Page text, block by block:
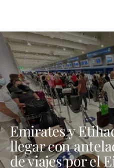
Emirates y
llegar con
de viajes por el